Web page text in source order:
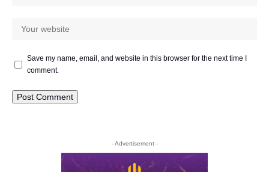
Save my name, email, and website in this browser for the next time I
comment.
- Advertisement -